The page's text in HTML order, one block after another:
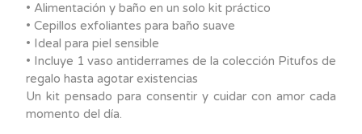
• Alimentación y baño en un solo kit práctico
• Cepillos exfoliantes para baño suave
• Ideal para piel sensible
• Incluye 1 vaso antiderrames de la colección Pitufos de
regalo hasta agotar existencias
Un kit pensado para consentir y cuidar con amor cada
momento del día.